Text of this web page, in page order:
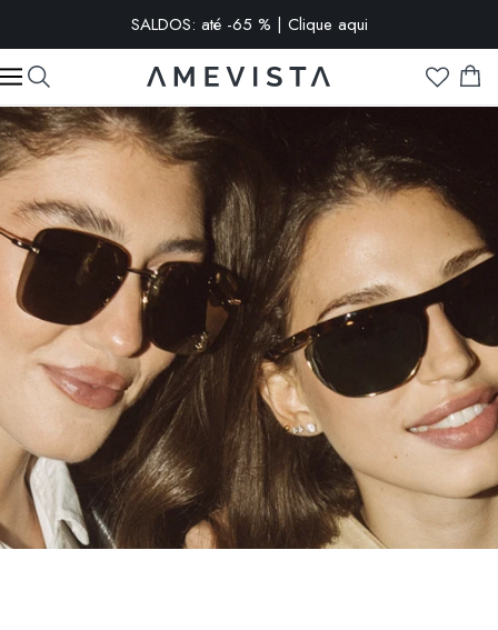
-10% extra em todos os óculos com lentes graduadas | Código:
VISION10